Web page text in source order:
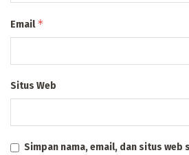
Email*
Situs Web
Simpan nama, email, dan situs web